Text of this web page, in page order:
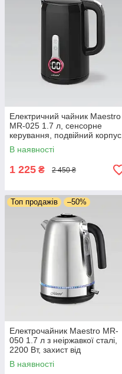
Електричний чайник Maestro
MR-025 1.7 л, сенсорне
керування, подвійний корпус,
сталь всередині
В наявності
1 225 ₴ 2 450 ₴
Топ продажів –50%
Електрочайник Maestro MR-
050 1.7 л з неіржавкої сталі,
2200 Вт, захист від
перегрівання, 360° база й
автовимкнення
В наявності